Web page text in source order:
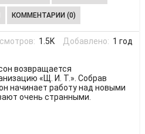
КОММЕНТАРИИ (0)
1.5K Добавлено: 1 год
возвращается
«Щ. И. Т.». Собрав
начинает работу над новыми
очень странными.